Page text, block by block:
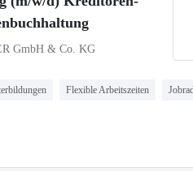
GmbH & Co. KG
Flexible Arbeitszeiten